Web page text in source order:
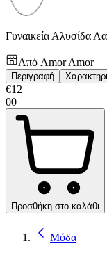
Γυναικεία Αλυσίδα
Από Amor Amor
Περιγραφή
€12
00
Προσθήκη στο καλάθι
Μόδα